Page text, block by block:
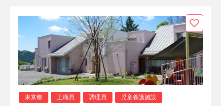
東京都 正職員 調理員 児童養護施設